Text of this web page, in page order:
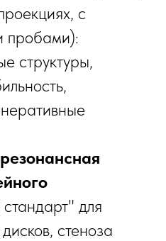
с
пробами):
структуры,
для
стеноза